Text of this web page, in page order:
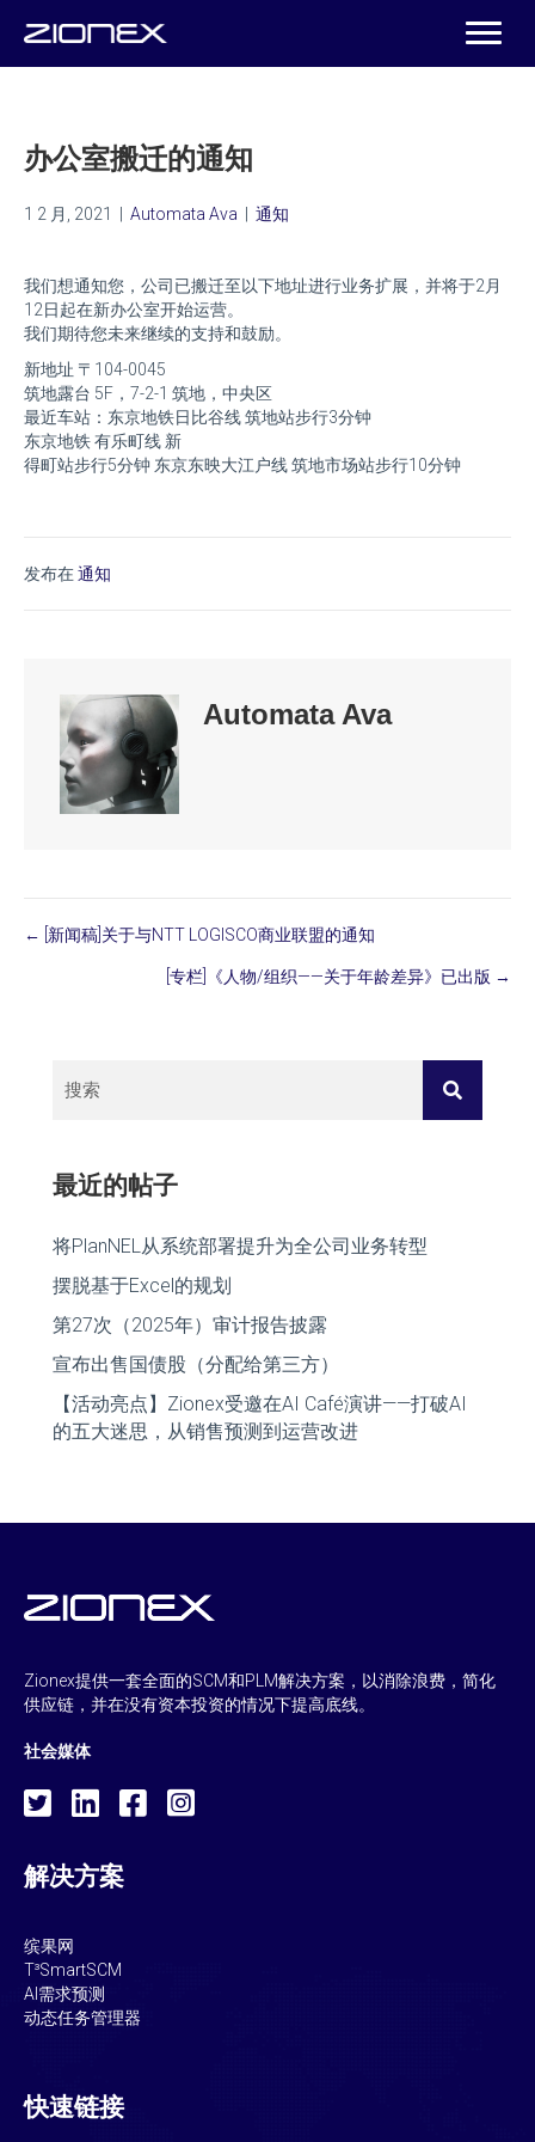
办公室搬迁的通知
1 2 月, 2021 Automata Ava 通知
我们想通知您，公司已搬迁至以下地址进行业务扩展，并将于2月
12日起在新办公室开始运营。
我们期待您未来继续的支持和鼓励。
新地址 〒104-0045
筑地露台 5F，7-2-1 筑地，中央区
最近车站：东京地铁日比谷线 筑地站步行3分钟
东京地铁 有乐町线 新
得町站步行5分钟 东京东映大江户线 筑地市场站步行10分钟
发布在通知
Automata Ava
Posts
navigation
← [新闻稿]关于与NTT LOGISCO商业联盟的通知
[专栏]《人物/组织——关于年龄差异》已出版 →
最近的帖子
将PlanNEL从系统部署提升为全公司业务转型
摆脱基于Excel的规划
第27次（2025年）审计报告披露
宣布出售国债股（分配给第三方）
【活动亮点】Zionex受邀在AI Café演讲——打破AI
的五大迷思，从销售预测到运营改进
Zionex提供一套全面的SCM和PLM解决方案，以消除浪费，简化
供应链，并在没有资本投资的情况下提高底线。
社会媒体
解决方案
缤果网
T³SmartSCM
AI需求预测
动态任务管理器
快速链接